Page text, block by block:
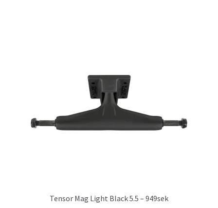
Tensor Mag Light Black 5.5 – 949sek